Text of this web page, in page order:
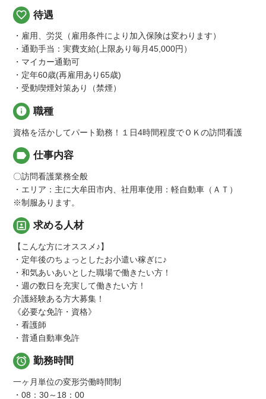
favorite_border 待遇
・雇用、労災（雇用条件により加入保険は変わります）
・通勤手当：実費支給(上限あり毎月45,000円）
・マイカー通勤可
・定年60歳(再雇用あり65歳)
・受動喫煙対策あり（禁煙）
info 職種
資格を活かしてパート勤務！１日4時間程度でＯＫの訪問看護
label 仕事内容
〇訪問看護業務全般
・エリア：主に大牟田市内、社用車使用：軽自動車（ＡＴ）
※制服あります。
portrait 求める人材
【こんな方にオススメ♪】
・定年後のちょっとしたお小遣い稼ぎに♪
・和気あいあいとした職場で働きたい方！
・週の数日を充実して働きたい方！
介護経験ある方大募集！
《必要な免許・資格》
・看護師
・普通自動車免許
 勤務時間
一ヶ月単位の変形労働時間制
・08：30～18：00